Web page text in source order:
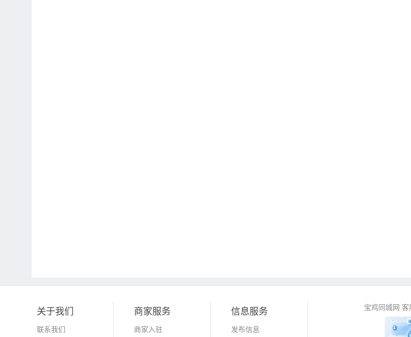
关于我们
联系我们
商家服务
商家入驻
信息服务
发布信息
宝鸡同城网 客